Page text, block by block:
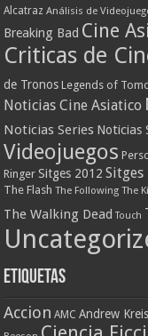
Alcatraz Análisis de
Breaking Bad Cine
Criticas de
de Tronos Legends of
Noticias Cine Asiatico
Noticias Series Noticias
Videojuegos
Ringer Sitges 2012 Sitges
The Flash The Following The
The Walking Dead Touch
Etiquetas
Accion AMC Andrew